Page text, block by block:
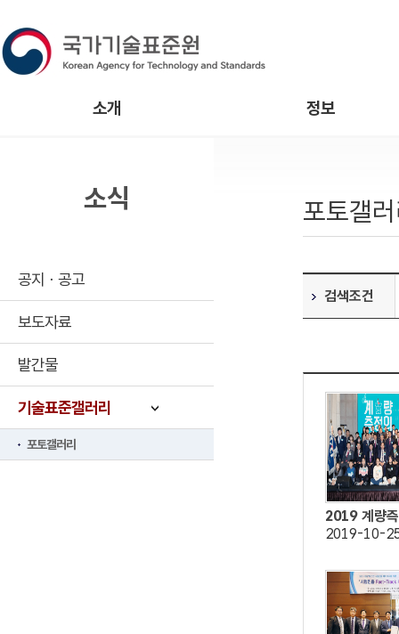
소개 정보
포토갤
검색조건
2019 계량
2019-10-
소식
공지ㆍ공고
보도자료
발간물
기술표준갤러리
포토갤러리